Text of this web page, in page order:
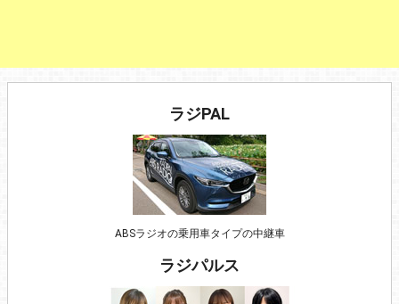
ラジPAL
ABSラジオの乗用車タイプの中継車
ラジパルス